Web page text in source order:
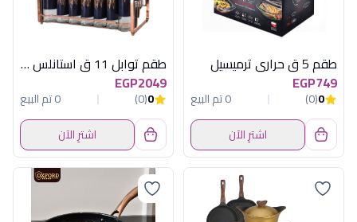
طقم 5 ق حرارى ترميسيل
EGP749
0
(0)
0 تم البيع
اشترِ الآن
طقم توابل 11 ق استانلس بيضاوى اكسفورد
EGP2049
0
(0)
0 تم البيع
اشترِ الآن